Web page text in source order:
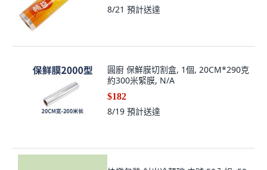
8/21 預計送達
圓廚 保鮮膜切割盒, 1個, 20CM*290克
約300米緊膜, N/A
$182
8/19 預計送達